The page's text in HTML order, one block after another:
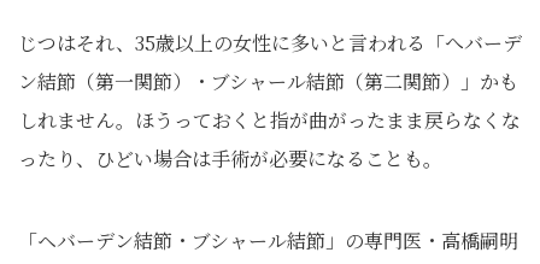
じつはそれ、35歳以上の女性に多いと言われる「へバーデ
ン結節（第一関節）・ブシャール結節（第二関節）」かも
しれません。ほうっておくと指が曲がったまま戻らなくな
ったり、ひどい場合は手術が必要になることも。
「ヘバーデン結節・ブシャール結節」の専門医・高橋嗣明